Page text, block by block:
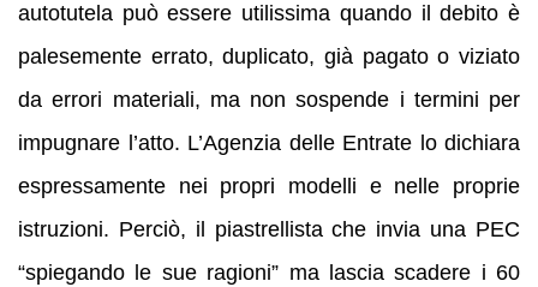
autotutela può essere utilissima quando il debito è
palesemente errato, duplicato, già pagato o viziato
da errori materiali, ma non sospende i termini per
impugnare l’atto. L’Agenzia delle Entrate lo dichiara
espressamente nei propri modelli e nelle proprie
istruzioni. Perciò, il piastrellista che invia una PEC
“spiegando le sue ragioni” ma lascia scadere i 60